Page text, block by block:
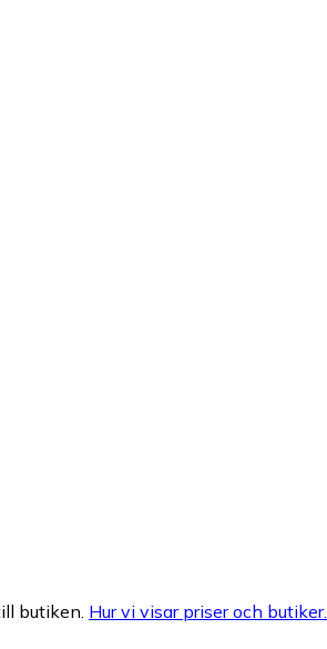
butiken. Hur vi visar priser och butiker.